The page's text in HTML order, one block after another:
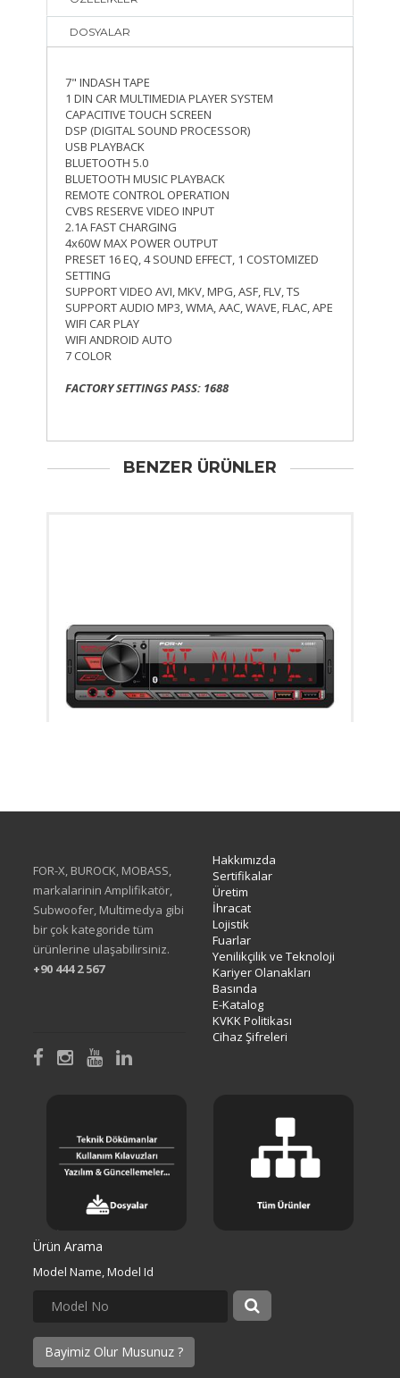
DOSYALAR
7" INDASH TAPE
1 DIN CAR MULTIMEDIA PLAYER SYSTEM
CAPACITIVE TOUCH SCREEN
DSP (DIGITAL SOUND PROCESSOR)
USB PLAYBACK
BLUETOOTH 5.0
BLUETOOTH MUSIC PLAYBACK
REMOTE CONTROL OPERATION
CVBS RESERVE VIDEO INPUT
2.1A FAST CHARGING
4x60W MAX POWER OUTPUT
PRESET 16 EQ, 4 SOUND EFFECT, 1 COSTOMIZED
SETTING
SUPPORT VIDEO AVI, MKV, MPG, ASF, FLV, TS
SUPPORT AUDIO MP3, WMA, AAC, WAVE, FLAC, APE
WIFI CAR PLAY
WIFI ANDROID AUTO
7 COLOR
FACTORY SETTINGS PASS: 1688
BENZER ÜRÜNLER
FOR-X, BUROCK, MOBASS,
markalarinin Amplifikatör,
Subwoofer, Multimedya gibi
bir çok kategoride tüm
ürünlerine ulaşabilirsiniz.
+90 444 2 567
Hakkımızda
Sertifikalar
Üretim
İhracat
Lojistik
Fuarlar
Yenilikçilik ve Teknoloji
Kariyer Olanakları
Basında
E-Katalog
KVKK Politikası
Cihaz Şifreleri
Ürün Arama
Model Name, Model Id
Bayimiz Olur Musunuz ?